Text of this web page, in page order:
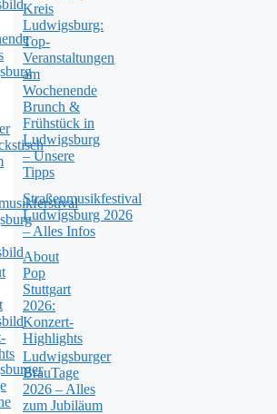
Kreis
Ludwigsburg:
Top-
Veranstaltungen
am
Wochenende
Brunch &
Frühstück in
Ludwigsburg
– Unsere
Tipps
Straßenmusikfestival
Ludwigsburg 2026
– Alles Infos
About
Pop
Stuttgart
2026:
Konzert-
Highlights
Ludwigsburger
BrauTage
2026 – Alles
zum Jubiläum